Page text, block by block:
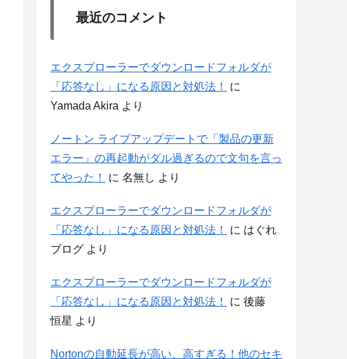
最近のコメント
エクスプローラーでダウンロードフォルダが
「応答なし」になる原因と対処法！
に
Yamada Akira より
ノートン ライブアップデートで「製品の更新
エラー」の再起動がダル過ぎるので文句を言っ
てやった！
に 名無し より
エクスプローラーでダウンロードフォルダが
「応答なし」になる原因と対処法！
に はぐれ
ブログ より
エクスプローラーでダウンロードフォルダが
「応答なし」になる原因と対処法！
に 後藤
恒星 より
Nortonの自動延長が高い、高すぎる！他のセキ